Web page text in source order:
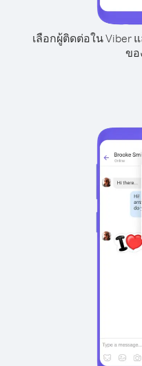
เลือกผู้ติดต่อใน Viber
ขอ